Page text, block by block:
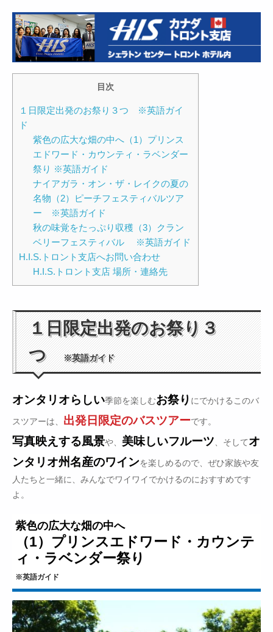
目次
１日限定出発のお祭り３つ ※英語ガイ
ド
紫色の広大な畑の中へ（1）プリンス
エドワード・カウンティ・ラベンダー
祭り ※英語ガイド
ナイアガラ・オン・ザ・レイクの夏の
名物（2）ピーチフェスティバルツア
ー ※英語ガイド
秋の味覚をたっぷり収穫（3）クラン
ベリーフェスティバル ※英語ガイド
H.I.S.トロント支店へお問い合わせ
H.I.S.トロント支店 場所・連絡先
１日限定出発のお祭り３
つ※英語ガイド
オンタリオらしい季節を楽しむお祭り にでかけるこのバ
スツアーは、 出発日限定のバスツアーです。
写真映えする風景や、 美味しいフルーツ 、そしてオ
ンタリオ州名産のワインを楽しめるので、ぜひ家族や友
人たちと一緒に、みんなでワイワイでかけるのにおすすめです
よ。
紫色の広大な畑の中へ
（1）プリンスエドワード・カウンテ
ィ・ラベンダー祭り
※英語ガイド